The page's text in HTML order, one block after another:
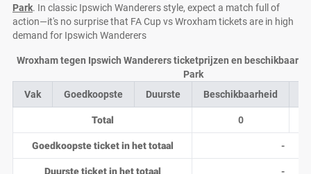
Park. In classic Ipswich Wanderers style, expect a match full of
action—it's no surprise that FA Cup vs Wroxham tickets are in high
demand for Ipswich Wanderers
Vak Goedkoopste Duurste Beschikbaarheid
Total 0
Goedkoopste ticket in het totaal -
Duurste ticket in het totaal -
Wroxham tegen Ipswich Wanderers ticketprijzen en
Park